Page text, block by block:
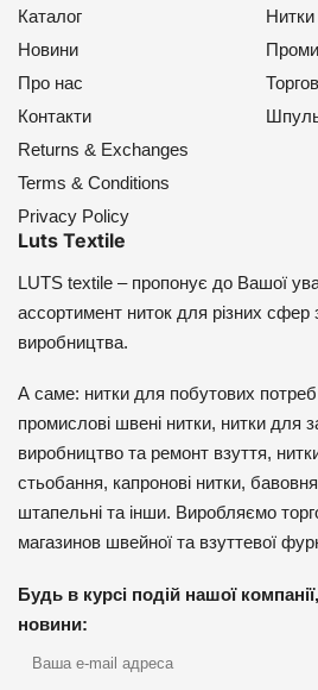
Каталог
Новини
Про нас
Контакти
Returns & Exchanges
Terms & Conditions
Privacy Policy
Нитки
Luts Textile
LUTS textile – пропонує до Вашої
ассортимент ниток для різних сфер
виробництва.
А саме: нитки для побутових
промислові швені нитки, нитки для
виробництво та ремонт взуття,
стьобання, капронові нитки,
штапельні та інши. Виробляємо
магазинов швейної та взуттевої
Будь в курсі подій нашої
новини: